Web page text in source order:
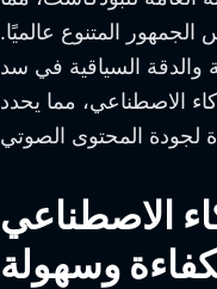
المتنوع عالميًا.
والدقة السياقية في سد
الاصطناعي، مما يحدد
الاصطناعي
وسهولة